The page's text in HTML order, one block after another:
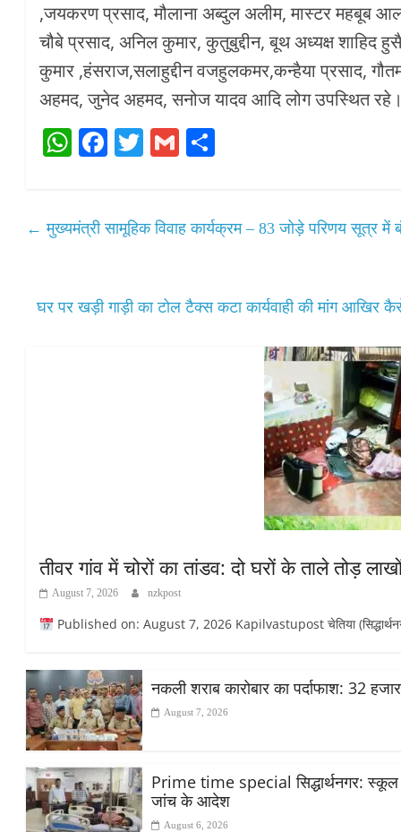
,जयकरण प्रसाद, मौलाना अब्दुल अलीम, मास्टर महबूब
चौबे प्रसाद, अनिल कुमार, कुतुबुद्दीन, बूथ अध्यक्ष शाहिद
कुमार ,हंसराज,सलाहुद्दीन वजहुलकमर,कन्हैया प्रसाद,
अहमद, जुनेद अहमद, सनोज यादव आदि लोग उपस्थित
W
A
Fa
ok
T
r
G
← मुख्यमंत्री सामूहिक विवाह कार्यक्रम – 83 जोड़े परिणय सूत्र में
घर पर खड़ी गाड़ी का टोल टैक्स कटा कार्यवाही की मांग
तीवर गांव में चोरों का तांडव: दो घरों के ताले तोड़
August 7, 2026 nzkpost
Published on: August 7, 2026 Kapilvastupost चेतिया
नकली शराब कारोबार का पर्दाफाश: 32
August 7, 2026
Prime time special सिद्धार्थनगर: स्कूल
जांच के आदेश
August 6, 2026